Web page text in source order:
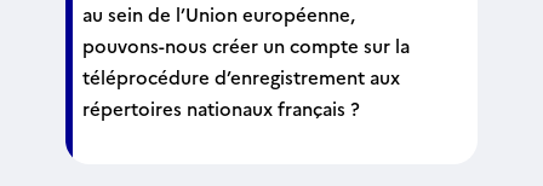
au sein de l’Union européenne,
pouvons-nous créer un compte sur la
téléprocédure d’enregistrement aux
répertoires nationaux français ?